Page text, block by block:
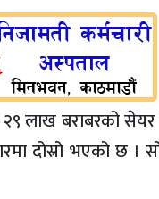
लाख बराबरको
दोस्रो भएको छ ।